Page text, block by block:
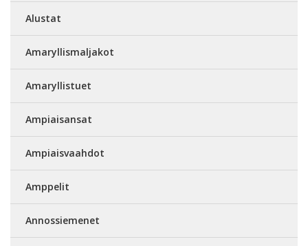
Alustat
Amaryllismaljakot
Amaryllistuet
Ampiaisansat
Ampiaisvaahdot
Amppelit
Annossiemenet